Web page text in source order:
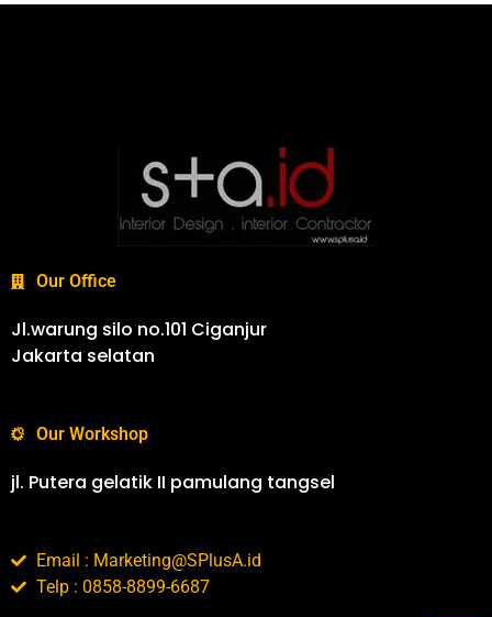
Our Office
Jl.warung silo no.101 Ciganjur
Jakarta selatan
Our Workshop
jl. Putera gelatik II pamulang tangsel
Email : Marketing@SPlusA.id
Telp : 0858-8899-6687